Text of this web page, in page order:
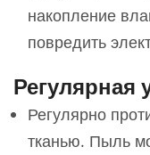
накопление
повредить
Регулярная
Регулярно
тканью. Пыль